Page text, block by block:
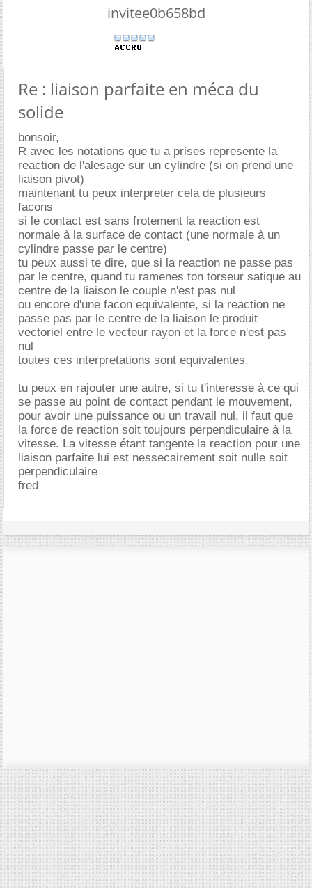
invitee0b658bd
Re : liaison parfaite en méca du
solide
bonsoir,
R avec les notations que tu a prises represente la
reaction de l'alesage sur un cylindre (si on prend une
liaison pivot)
maintenant tu peux interpreter cela de plusieurs
facons
si le contact est sans frotement la reaction est
normale à la surface de contact (une normale à un
cylindre passe par le centre)
tu peux aussi te dire, que si la reaction ne passe pas
par le centre, quand tu ramenes ton torseur satique au
centre de la liaison le couple n'est pas nul
ou encore d'une facon equivalente, si la reaction ne
passe pas par le centre de la liaison le produit
vectoriel entre le vecteur rayon et la force n'est pas
nul
toutes ces interpretations sont equivalentes.
tu peux en rajouter une autre, si tu t'interesse à ce qui
se passe au point de contact pendant le mouvement,
pour avoir une puissance ou un travail nul, il faut que
la force de reaction soit toujours perpendiculaire à la
vitesse. La vitesse étant tangente la reaction pour une
liaison parfaite lui est nessecairement soit nulle soit
perpendiculaire
fred